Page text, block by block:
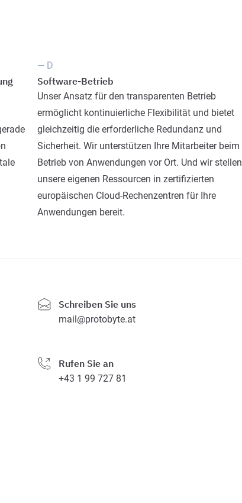
— D
Software-Betrieb
Unser Ansatz für den transparenten Betrieb
ermöglicht kontinuierliche Flexibilität und bietet
gleichzeitig die erforderliche Redundanz und
Sicherheit. Wir unterstützen Ihre Mitarbeiter beim
Betrieb von Anwendungen vor Ort. Und wir stellen
unsere eigenen Ressourcen in zertifizierten
europäischen Cloud-Rechenzentren für Ihre
Anwendungen bereit.
Schreiben Sie uns
mail@protobyte.at
Rufen Sie an
+43 1 99 727 81